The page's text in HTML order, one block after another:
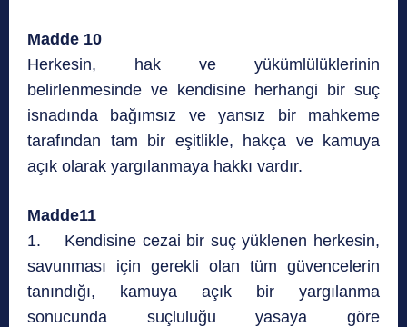
Madde 10
Herkesin, hak ve yükümlülüklerinin
belirlenmesinde ve kendisine herhangi bir suç
isnadında bağımsız ve yansız bir mahkeme
tarafından tam bir eşitlikle, hakça ve kamuya
açık olarak yargılanmaya hakkı vardır.
Madde11
1. Kendisine cezai bir suç yüklenen herkesin,
savunması için gerekli olan tüm güvencelerin
tanındığı, kamuya açık bir yargılanma
sonucunda suçluluğu yasaya göre